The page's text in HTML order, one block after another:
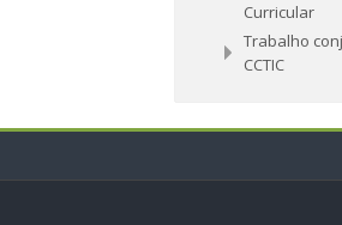
Curricular
Trabalho
CCTIC